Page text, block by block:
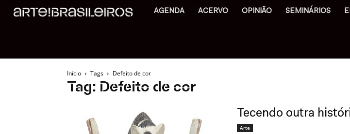
AGENDA ACERVO OPINIÃO SEMINÁRIOS
Início Tags Defeito de cor
Tag: Defeito de cor
Tecendo outra
Arte